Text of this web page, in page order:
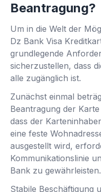
Beantragung?
Um in die Welt der
Dz Bank Visa
grundlegende
sicherzustellen, dass
alle zugänglich ist.
Zunächst einmal
Beantragung der
dass der
eine feste
ausgestellt wird,
Kommunikationslinie
Bank zu gewährleisten.
Stabile Beschäftigung